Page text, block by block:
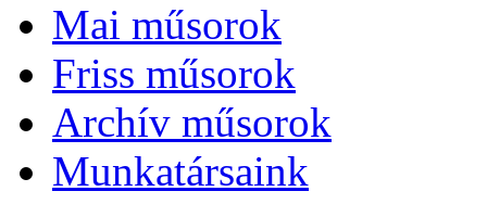
Mai műsorok
Friss műsorok
Archív műsorok
Munkatársaink